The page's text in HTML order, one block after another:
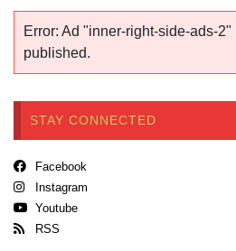
Error: Ad "inner-right-side-ads-2"
published.
STAY CONNECTED
Facebook
Instagram
Youtube
RSS